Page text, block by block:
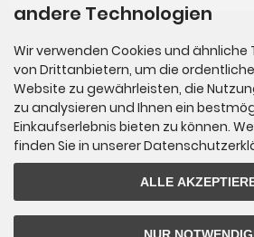
Der Newsletter kann jederzeit hier oder in Ihrem
Kontakt
Crossbow Action World UG
An der Alten Post 3
D-04205 Leipzig
Telefon: 03 41 - 39 29 54 79
E-Mail:
andere Technologien
Wir verwenden Cookies und ähnliche
von Drittanbietern, um die
Website zu gewährleisten, die
zu analysieren und Ihnen ein
Einkaufserlebnis bieten zu können.
finden Sie in unserer
ALLE